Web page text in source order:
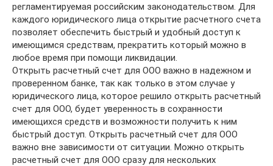
регламентируемая российским законодательством. Для
каждого юридического лица открытие расчетного счета
позволяет обеспечить быстрый и удобный доступ к
имеющимся средствам, прекратить который можно в
любое время при помощи ликвидации.
Открыть расчетный счет для ООО важно в надежном и
проверенном банке, так как только в этом случае у
юридического лица, которое решило открыть расчетный
счет для ООО, будет уверенность в сохранности
имеющихся средств и возможности получить к ним
быстрый доступ. Открыть расчетный счет для ООО
важно вне зависимости от ситуации. Можно открыть
расчетный счет для ООО сразу для нескольких